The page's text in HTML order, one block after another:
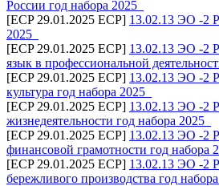
России год набора 2025_
[ECP 29.01.2025 ECP] 13.02.13 ЭО -2
2025_
[ECP 29.01.2025 ECP] 13.02.13 ЭО -2
язык в профессиональной
[ECP 29.01.2025 ECP] 13.02.13 ЭО -2
культура год набора 2025_
[ECP 29.01.2025 ECP] 13.02.13 ЭО -2
жизнедеятельности год набора 2025_
[ECP 29.01.2025 ECP] 13.02.13 ЭО -2
финансовой грамотности год набора
[ECP 29.01.2025 ECP] 13.02.13 ЭО -2
бережливого производства год набора_